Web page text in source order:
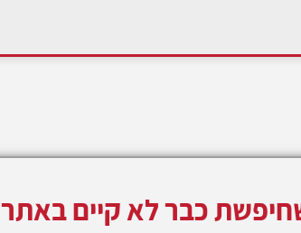
כבר לא קיים באתר